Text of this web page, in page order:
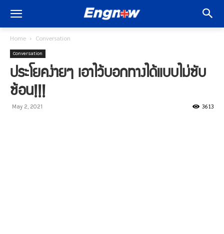
Home Conversation
Conversation
ประโยคง่ายๆ เอาไว้บอกทางได้แบบไม่ซับ
ซ้อน!!!
May 2, 2021 3613